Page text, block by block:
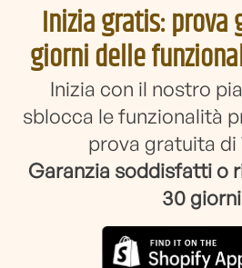
Inizia gratis: prova
giorni delle
Inizia con il nostro
sblocca le funzionalità
prova gratuita di
Garanzia soddisfatti o
30